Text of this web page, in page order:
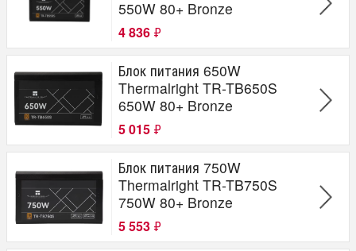
550W 80+ Bronze
4 836 ₽
Блок питания 650W
Thermalright TR-TB650S
650W 80+ Bronze
5 015 ₽
Блок питания 750W
Thermalright TR-TB750S
750W 80+ Bronze
5 553 ₽